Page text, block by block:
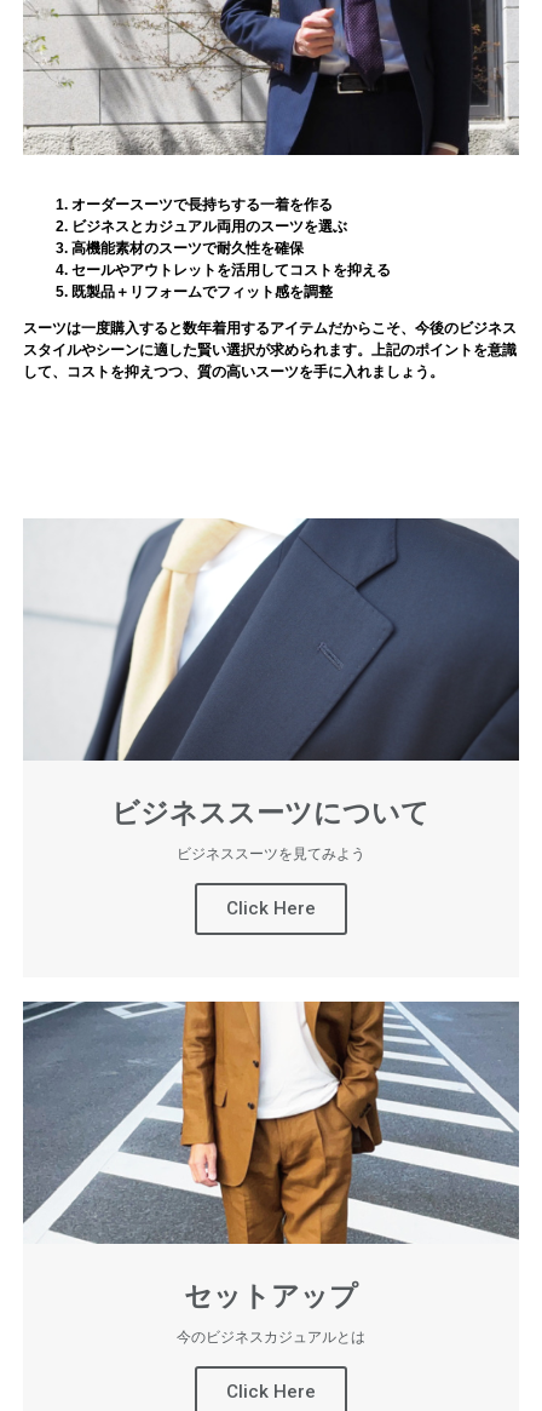
オーダースーツで長持ちする一着を作る
ビジネスとカジュアル両用のスーツを選ぶ
高機能素材のスーツで耐久性を確保
セールやアウトレットを活用してコストを抑える
既製品＋リフォームでフィット感を調整
スーツは一度購入すると数年着用するアイテムだからこそ、今後のビジネス
スタイルやシーンに適した賢い選択が求められます。上記のポイントを意識
して、コストを抑えつつ、質の高いスーツを手に入れましょう。
ビジネススーツについて
ビジネススーツを見てみよう
Click Here
セットアップ
今のビジネスカジュアルとは
Click Here